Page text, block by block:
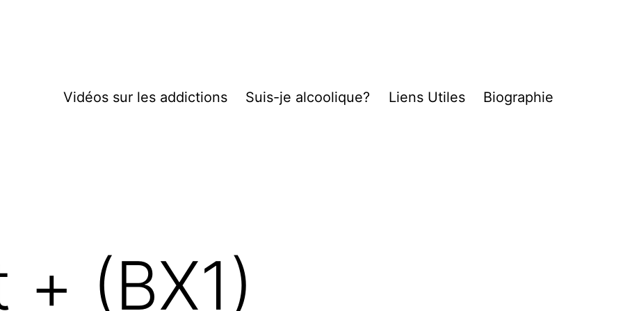
Vidéos sur les addictions Suis-je alcoolique? Liens Utiles Biographie
(BX1)